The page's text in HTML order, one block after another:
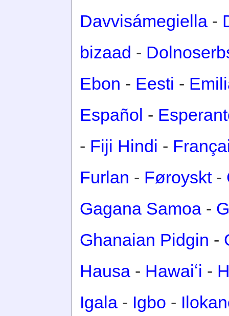
Davvisámegiella -
bizaad -
Ebon - Eesti -
Español -
- Fiji Hindi -
Furlan - Føroyskt-
Gagana Samoa -
Ghanaian Pidgin -
Hausa - Hawaiʻi -
Igala - Igbo -